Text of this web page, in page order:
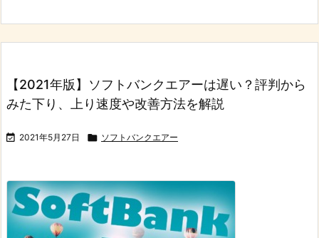
【2021年版】ソフトバンクエアーは遅い？評判から
みた下り、上り速度や改善方法を解説
 2021年5月27日  ソフトバンクエアー